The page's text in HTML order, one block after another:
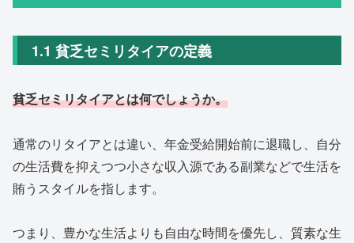
1.1 貧乏セミリタイアの定義
貧乏セミリタイアとは何でしょうか。
通常のリタイアとは違い、年金受給開始前に退職し、自分
の生活費を抑えつつ小さな収入源である副業などで生活を
賄うスタイルを指します。
つまり、豊かな生活よりも自由な時間を優先し、質素な生